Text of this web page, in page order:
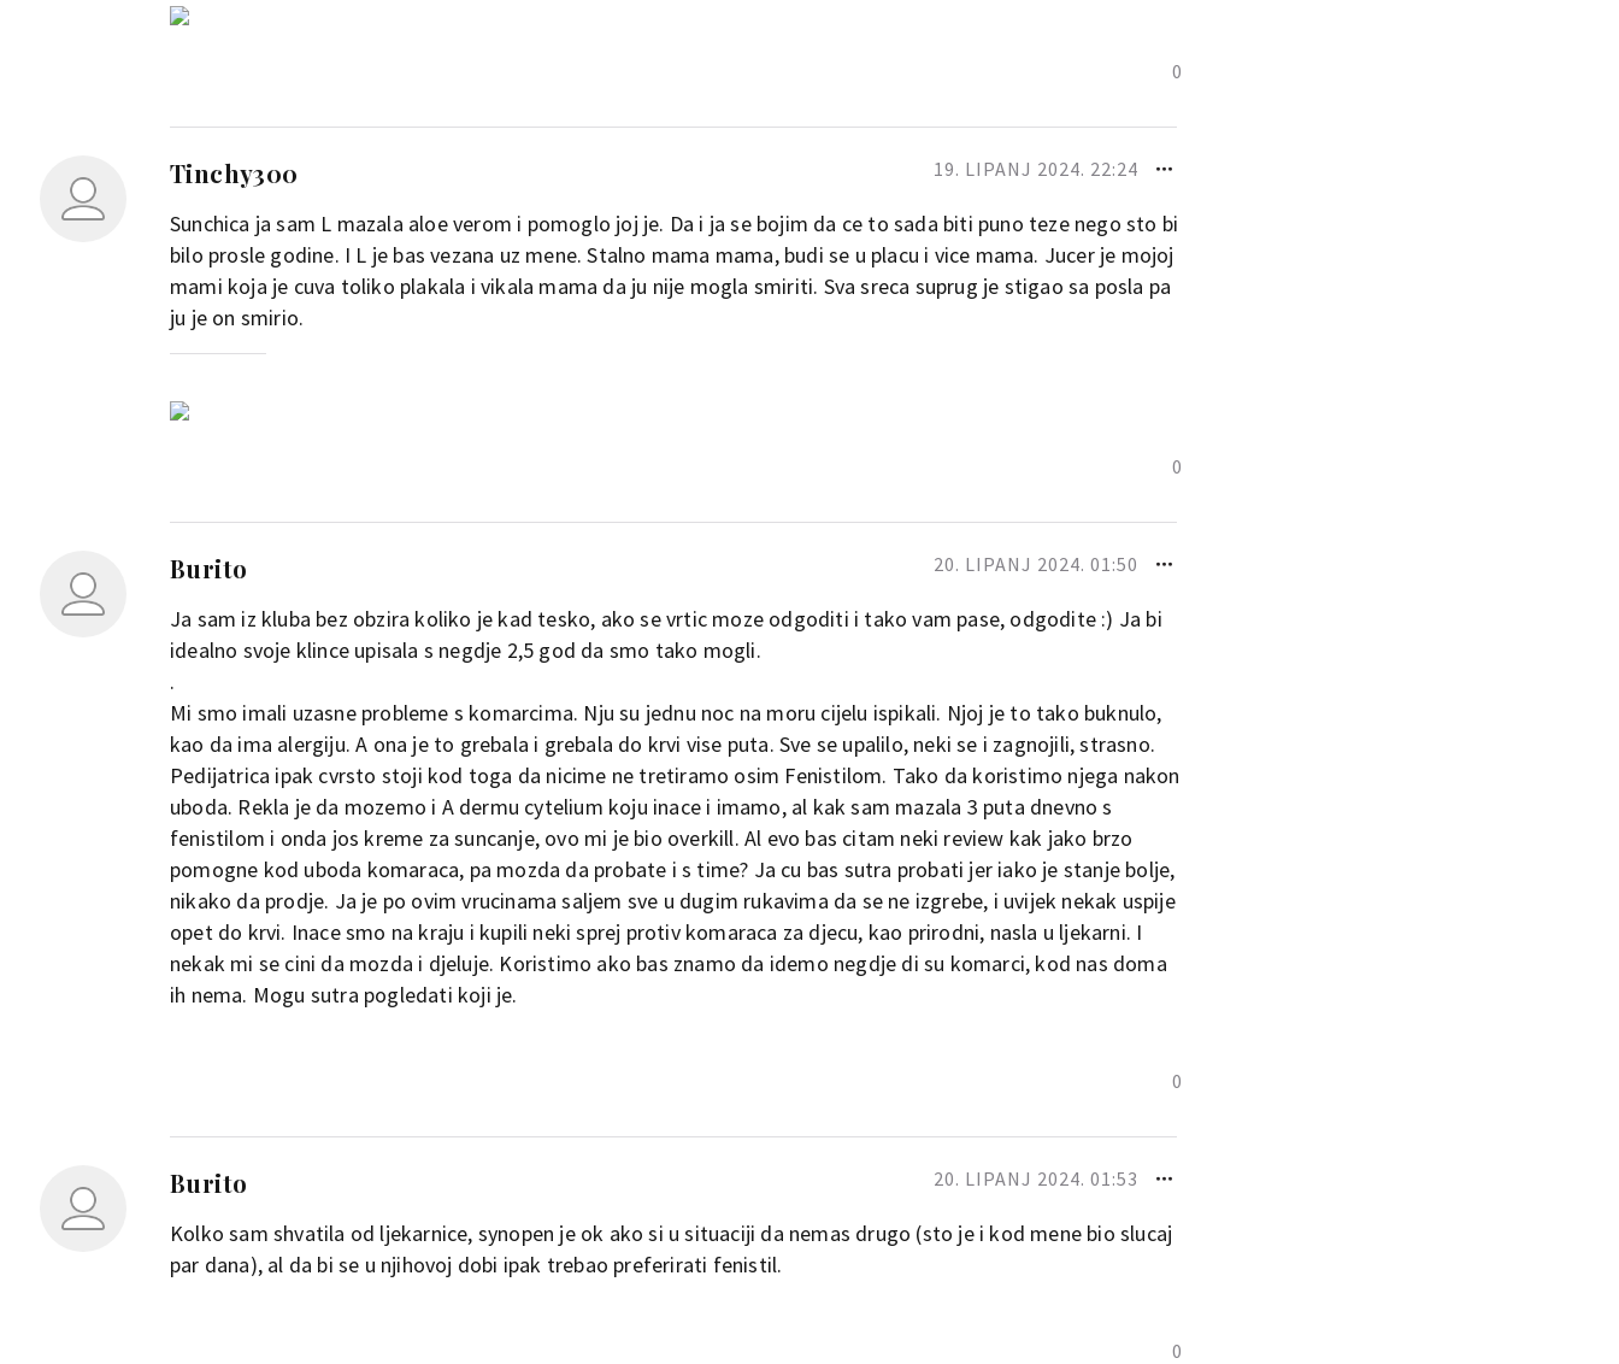
0
Tinchy300 19. LIPANJ 2024. 22:24
Sunchica ja sam L mazala aloe verom i pomoglo joj je. Da i ja se bojim da ce to sada biti puno teze nego sto bi
bilo prosle godine. I L je bas vezana uz mene. Stalno mama mama, budi se u placu i vice mama. Jucer je mojoj
mami koja je cuva toliko plakala i vikala mama da ju nije mogla smiriti. Sva sreca suprug je stigao sa posla pa
ju je on smirio.
0
Burito 20. LIPANJ 2024. 01:50
Ja sam iz kluba bez obzira koliko je kad tesko, ako se vrtic moze odgoditi i tako vam pase, odgodite :) Ja bi
idealno svoje klince upisala s negdje 2,5 god da smo tako mogli.
.
Mi smo imali uzasne probleme s komarcima. Nju su jednu noc na moru cijelu ispikali. Njoj je to tako buknulo,
kao da ima alergiju. A ona je to grebala i grebala do krvi vise puta. Sve se upalilo, neki se i zagnojili, strasno.
Pedijatrica ipak cvrsto stoji kod toga da nicime ne tretiramo osim Fenistilom. Tako da koristimo njega nakon
uboda. Rekla je da mozemo i A dermu cytelium koju inace i imamo, al kak sam mazala 3 puta dnevno s
fenistilom i onda jos kreme za suncanje, ovo mi je bio overkill. Al evo bas citam neki review kak jako brzo
pomogne kod uboda komaraca, pa mozda da probate i s time? Ja cu bas sutra probati jer iako je stanje bolje,
nikako da prodje. Ja je po ovim vrucinama saljem sve u dugim rukavima da se ne izgrebe, i uvijek nekak uspije
opet do krvi. Inace smo na kraju i kupili neki sprej protiv komaraca za djecu, kao prirodni, nasla u ljekarni. I
nekak mi se cini da mozda i djeluje. Koristimo ako bas znamo da idemo negdje di su komarci, kod nas doma
ih nema. Mogu sutra pogledati koji je.
0
Burito 20. LIPANJ 2024. 01:53
Kolko sam shvatila od ljekarnice, synopen je ok ako si u situaciji da nemas drugo (sto je i kod mene bio slucaj
par dana), al da bi se u njihovoj dobi ipak trebao preferirati fenistil.
0